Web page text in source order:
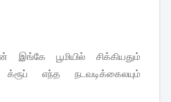
இங்கே பூமியில் சிக்கியதும்
எந்த நடவடிக்கைலயும்